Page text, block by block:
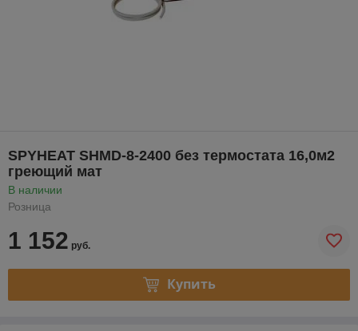
SPYHEAT SHMD-8-2400 без термостата 16,0м2
греющий мат
В наличии
Розница
1 152 руб.
Купить